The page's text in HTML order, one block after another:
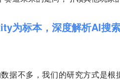
为标本，深度解析AI搜
据不多，我们的研究方式是